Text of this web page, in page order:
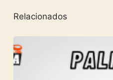
Relacionados